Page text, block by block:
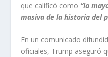
que calificó como “la
masiva de la historia del
En un comunicado
oficiales, Trump aseguró